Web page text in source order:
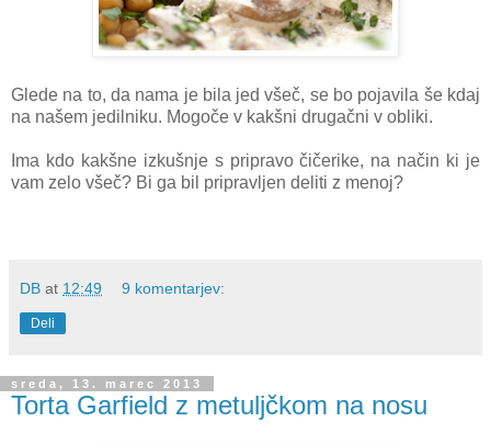
Glede na to, da nama je bila jed všeč, se bo pojavila še kdaj
na našem jedilniku. Mogoče v kakšni drugačni v obliki.
Ima kdo kakšne izkušnje s pripravo čičerike, na način ki je
vam zelo všeč? Bi ga bil pripravljen deliti z menoj?
DB at 12:49 9 komentarjev:
Deli
sreda, 13. marec 2013
Torta Garfield z metuljčkom na nosu